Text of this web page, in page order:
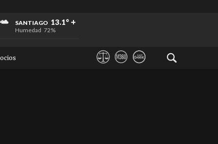
SANTIAGO 13.1°
Humedad 72%
+
+
+